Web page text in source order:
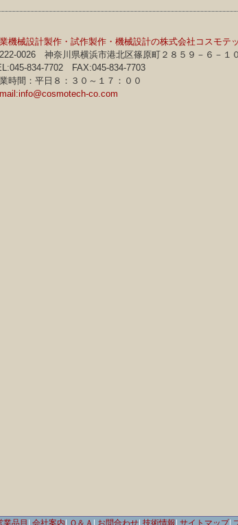
機械設計製作・試作製作・機械設計の株式会社コスモテ
0026 神奈川県横浜市港北区篠原町２８５９－６－１
834-7702 FAX:045-834-7703
時間：平日８：３０～１７：００
co.com
業品目 会社案内 Ｑ＆Ａ お問合わせ| 技術情報 サイトマップ|